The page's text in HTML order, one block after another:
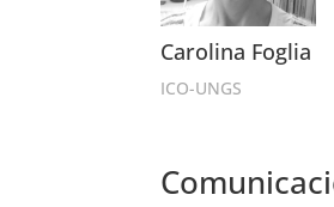
Carolina Foglia
ICO-UNGS